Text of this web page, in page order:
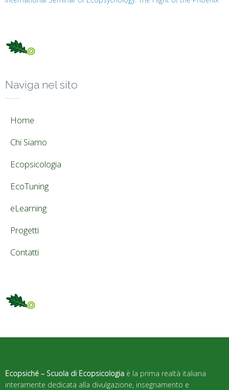
Naviga nel sito
Home
Chi Siamo
Ecopsicologia
EcoTuning
eLearning
Progetti
Contatti
Ecopsiché – Scuola di Ecopsicologia è la prima realtà italiana
interamente dedicata alla divulgazione, insegnamento e